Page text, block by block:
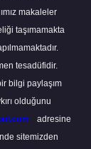
makaleler
taşımamakta
tesadüfidir.
bilgi paylaşım
olduğunu
adresine
sitemizden